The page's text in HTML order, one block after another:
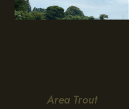
Area Trout